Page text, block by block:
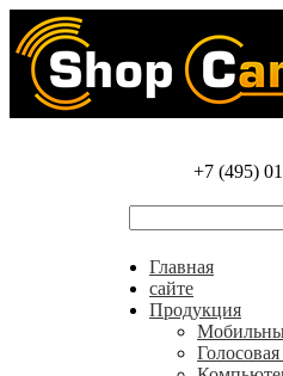
+7 (495)
Главная
сайте
Продукция
Голосовая